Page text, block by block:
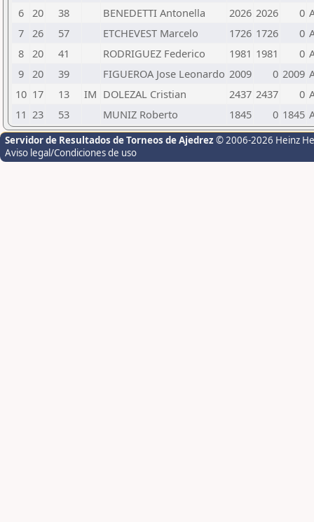
6 20 38 BENEDETTI Antonella 2026 2026 0
7 26 57 ETCHEVEST Marcelo 1726 1726 0
8 20 41 RODRIGUEZ Federico 1981 1981 0
9 20 39 FIGUEROA Jose Leonardo 2009 0 2009
10 17 13 IM DOLEZAL Cristian 2437 2437 0
11 23 53 MUNIZ Roberto 1845 0 1845
Servidor de Resultados de Torneos de Ajedrez © 2006-2026 Heinz
Aviso legal/Condiciones de uso